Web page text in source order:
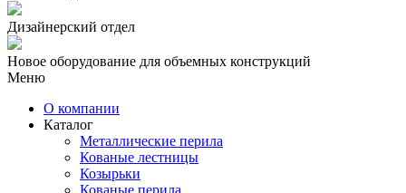
Дизайнерский отдел
Новое оборудование для объемных конструкций
Меню
О компании
Каталог
Металлические перила
Кованые лестницы
Козырьки